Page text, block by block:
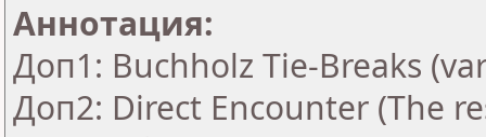
Аннотация:
Доп1: Buchholz Tie-Breaks
Доп2: Direct Encounter (The